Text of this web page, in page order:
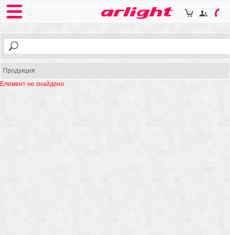
Продукция
Елемент не знайдено.